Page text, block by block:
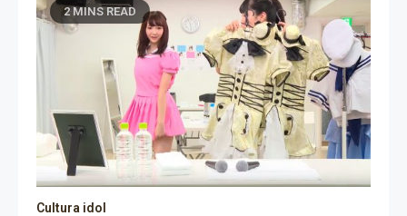
2 MINS READ
Cultura idol